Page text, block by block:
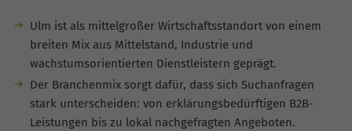
Ulm ist als mittelgroßer Wirtschaftsstandort von einem
breiten Mix aus Mittelstand, Industrie und
wachstumsorientierten Dienstleistern geprägt.
Der Branchenmix sorgt dafür, dass sich Suchanfragen
stark unterscheiden: von erklärungsbedürftigen B2B-
Leistungen bis zu lokal nachgefragten Angeboten.